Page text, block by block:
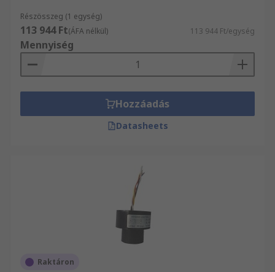
Részösszeg (1 egység)
113 944 Ft(ÁFA nélkül) 113 944 Ft/egység
Mennyiség
Hozzáadás
Datasheets
Raktáron